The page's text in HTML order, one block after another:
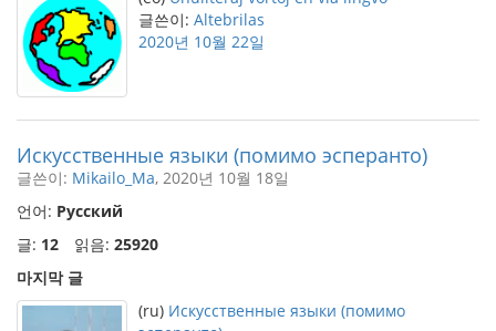
글쓴이: Altebrilas
2020년 10월 22일
Искусственные языки (помимо эсперанто)
글쓴이: Mikailo_Ma, 2020년 10월 18일
언어: Русский
글: 12 읽음: 25920
마지막 글
(ru) Искусственные языки (помимо